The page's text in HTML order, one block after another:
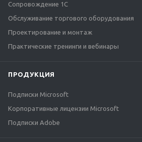
Сопровождение 1С
Обслуживание торгового оборудования
Проектирование и монтаж
Практические тренинги и вебинары
ПРОДУКЦИЯ
Подписки Microsoft
Корпоративные лицензии Microsoft
Подписки Adobe